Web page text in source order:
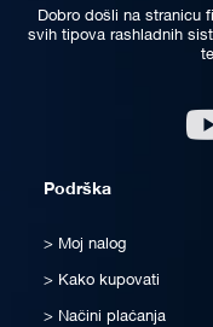
Dobro došli na stranicu
svih tipova rashladnih
Podrška
Moj nalog
Kako kupovati
Načini plaćanja